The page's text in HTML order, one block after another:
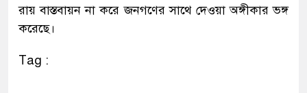
রায় বাস্তবায়ন না করে জনগণের সাথে দেওয়া অঙ্গীকার ভঙ্গ
করেছে।
Tag :